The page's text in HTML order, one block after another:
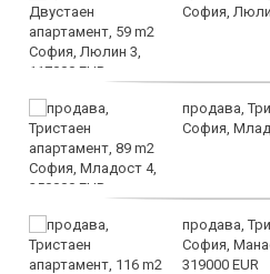
София,
продава,
София,
продава,
София,
319000 EUR